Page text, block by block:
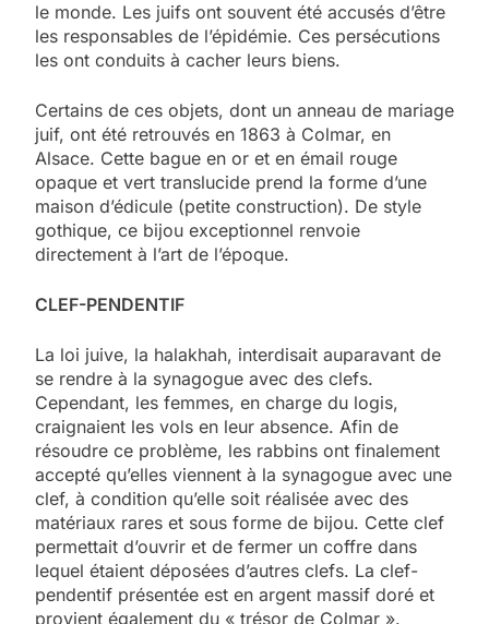
le monde. Les juifs ont souvent été accusés d’être
les responsables de l’épidémie. Ces persécutions
les ont conduits à cacher leurs biens.
Certains de ces objets, dont un anneau de mariage
juif, ont été retrouvés en 1863 à Colmar, en
Alsace. Cette bague en or et en émail rouge
opaque et vert translucide prend la forme d’une
maison d’édicule (petite construction). De style
gothique, ce bijou exceptionnel renvoie
directement à l’art de l’époque.
CLEF-PENDENTIF
La loi juive, la halakhah, interdisait auparavant de
se rendre à la synagogue avec des clefs.
Cependant, les femmes, en charge du logis,
craignaient les vols en leur absence. Afin de
résoudre ce problème, les rabbins ont finalement
accepté qu’elles viennent à la synagogue avec une
clef, à condition qu’elle soit réalisée avec des
matériaux rares et sous forme de bijou. Cette clef
permettait d’ouvrir et de fermer un coffre dans
lequel étaient déposées d’autres clefs. La clef-
pendentif présentée est en argent massif doré et
provient également du « trésor de Colmar ».